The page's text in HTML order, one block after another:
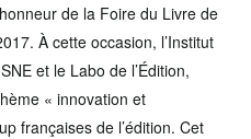
de la Foire du Livre de
À cette occasion, l’Institut
et le Labo de l’Édition,
« innovation et
françaises de l’édition. Cet